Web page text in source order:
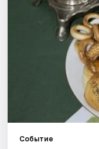
Событие